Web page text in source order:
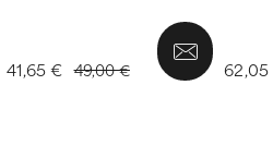
49,00 €
41,65 €